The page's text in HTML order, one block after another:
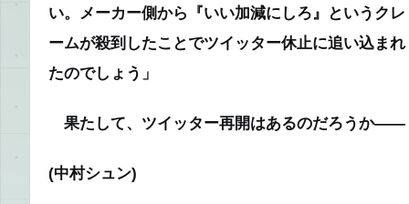
い。メーカー側から『いい加減にしろ』というクレ
ームが殺到したことでツイッター休止に追い込まれ
たのでしょう」
果たして、ツイッター再開はあるのだろうか――
(中村シュン)